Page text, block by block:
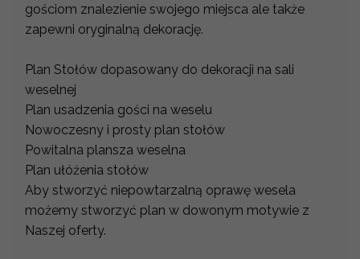
gościom znalezienie swojego miejsca ale także
zapewni oryginalną dekorację.
Plan Stołów dopasowany do dekoracji na sali
weselnej
Plan usadzenia gości na weselu
Nowoczesny i prosty plan stołów
Powitalna plansza weselna
Plan ułóżenia stołów
Aby stworzyć niepowtarzalną oprawę wesela
możemy stworzyć plan w dowonym motywie z
Naszej oferty.